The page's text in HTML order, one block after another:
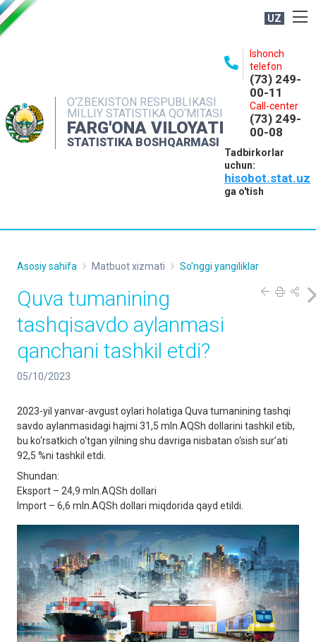
UZ
O‘ZBEKISTON RESPUBLIKASI
MILLIY STATISTIKA QO‘MITASI
FARG'ONA VILOYATI
STATISTIKA BOSHQARMASI
Ishonch
telefon
(73) 249-
00-11
Call-center
(73) 249-
00-08
Tadbirkorlar
uchun:
hisobot.stat.uz
ga o'tish
NASHRLAR
INTERAKTIV XIZMATLAR
MATBUOT XIZMATI
Asosiy sahifa Matbuot xizmati So'nggi yangiliklar
Quva tumanining
tashqisavdo aylanmasi
qanchani tashkil etdi?
05/10/2023
2023-yil yanvar-avgust oylari holatiga Quva tumanining tashqi
savdo aylanmasidagi hajmi 31,5 mln.AQSh dollarini tashkil etib,
bu ko‘rsatkich o‘tgan yilning shu davriga nisbatan o‘sish sur’ati
92,5 %ni tashkil etdi.
Shundan:
Eksport – 24,9 mln.AQSh dollari
Import – 6,6 mln.AQSh dollari miqdorida qayd etildi.